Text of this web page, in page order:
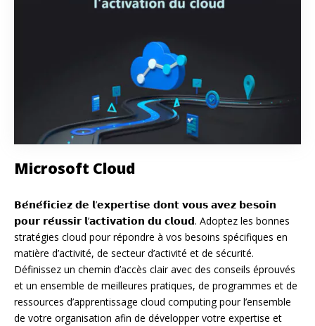
Microsoft Cloud
𝗕𝗲́𝗻𝗲́𝗳𝗶𝗰𝗶𝗲𝘇 𝗱𝗲 𝗹’𝗲𝘅𝗽𝗲𝗿𝘁𝗶𝘀𝗲 𝗱𝗼𝗻𝘁 𝘃𝗼𝘂𝘀 𝗮𝘃𝗲𝘇 𝗯𝗲𝘀𝗼𝗶𝗻
𝗽𝗼𝘂𝗿 𝗿𝗲́𝘂𝘀𝘀𝗶𝗿 𝗹’𝗮𝗰𝘁𝗶𝘃𝗮𝘁𝗶𝗼𝗻 𝗱𝘂 𝗰𝗹𝗼𝘂𝗱. Adoptez les bonnes
stratégies cloud pour répondre à vos besoins spécifiques en
matière d’activité, de secteur d’activité et de sécurité.
Définissez un chemin d’accès clair avec des conseils éprouvés
et un ensemble de meilleures pratiques, de programmes et de
ressources d’apprentissage cloud computing pour l’ensemble
de votre organisation afin de développer votre expertise et